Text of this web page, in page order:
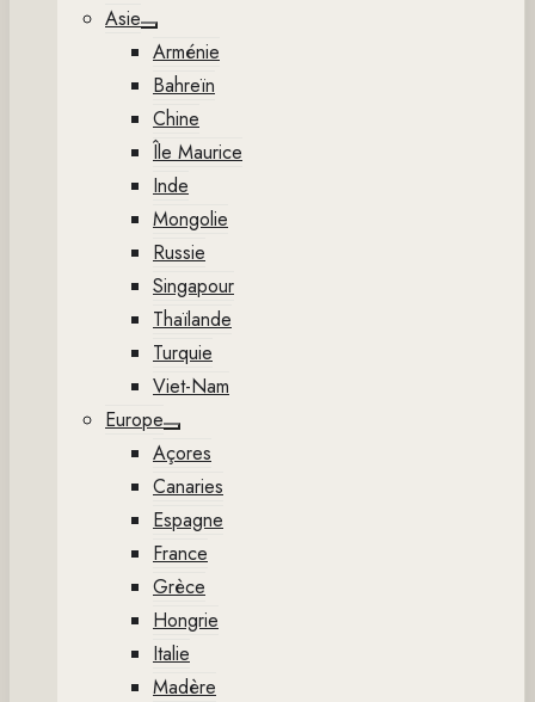
Asie
Show
sub
menu
Arménie
Bahreïn
Chine
Île Maurice
Inde
Mongolie
Russie
Singapour
Thaïlande
Turquie
Viet-Nam
Europe
Show
sub
menu
Açores
Canaries
Espagne
France
Grèce
Hongrie
Italie
Madère